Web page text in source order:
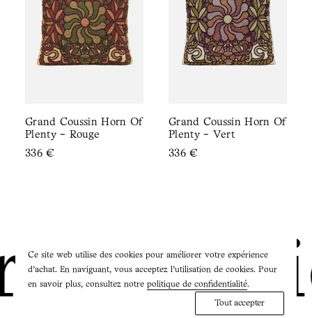
Grand Coussin Horn Of
Plenty - Rouge
336€
Grand Coussin Horn Of
Plenty - Vert
336€
Ce site web utilise des cookies pour améliorer votre expérience
d'achat. En naviguant, vous acceptez l'utilisation de cookies. Pour
en savoir plus, consultez notrepolitique de confidentialité.
Tout accepter